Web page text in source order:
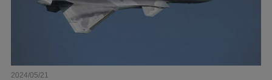
2024/05/21